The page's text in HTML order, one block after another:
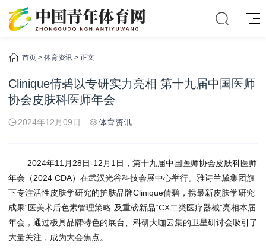
首页 > 体育资讯 > 正文
Clinique倩碧以专研实力亮相 第十九届中国医师
协会皮肤科医师年会
2024年12月09日 体育资讯
2024年11月28日-12月1日，第十九届中国医师协会皮肤科医师
年会（2024 CDA）在武汉光谷科技会展中心举行。雅诗兰黛集团旗
下专注活性皮肤学研究的护肤品牌Clinique倩碧，携最新皮肤学研究
成果“医美术后色素管理策略”及重磅新品“CX二类医疗器械”亮相本届
年会，通过极具品牌特色的展台、科研大咖云集的卫星研讨会吸引了
大量关注，成为大会焦点。